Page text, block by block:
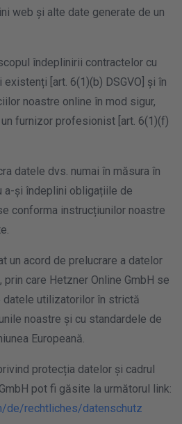
web și alte date generate de un
îndeplinirii contractelor cu
[art. 6(1)(b) DSGVO] și în
noastre online în mod sigur,
furnizor profesionist [art. 6(1)(f)
datele dvs. numai în măsura în
a-și îndeplini obligațiile de
conforma instrucțiunilor noastre
un acord de prelucrare a datelor
prin care Hetzner Online GmbH se
datele utilizatorilor în strictă
noastre și cu standardele de
Europeană.
protecția datelor și cadrul
pot fi găsite la următorul link:
de/rechtliches/datenschutz